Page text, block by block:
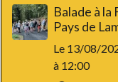
Balade à la
Pays de
Le 13/08/
à 12:00